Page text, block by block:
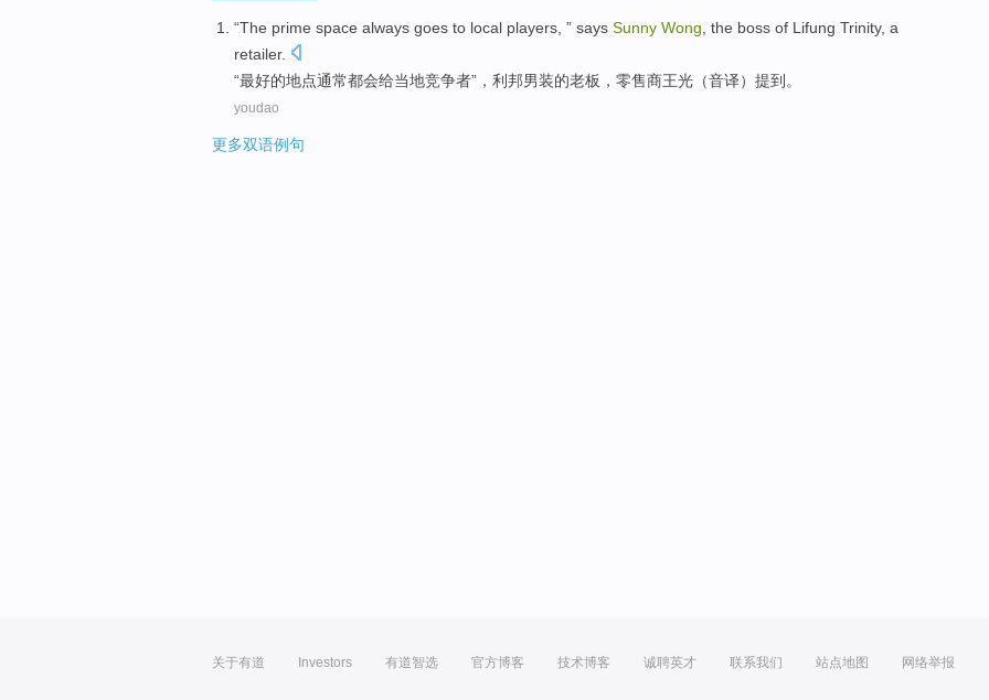
“The prime space always goes to local players, ” says Sunny Wong the boss of Lifung Trinity, a
retailer.
“最好的地点通常都会给当地竞争者”，利邦男装的老板 ， 零售商王光 （音译）提到。
youdao
更多双语例句
关于有道 Investors 有道智选 官方博客 技术博客 诚聘英才 联系我们 站点地图 网络举报